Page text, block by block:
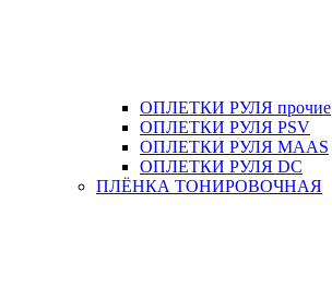
ОПЛЕТКИ РУЛЯ прочие
ОПЛЕТКИ РУЛЯ PSV
ОПЛЕТКИ РУЛЯ MAAS
ОПЛЕТКИ РУЛЯ DC
ПЛЁНКА ТОНИРОВОЧНАЯ